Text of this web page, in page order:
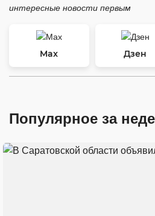
интересные новости первым
Max Дзен
Популярное за